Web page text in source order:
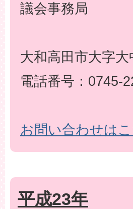
議会事務局
大和高田市大字
電話番号：0745-
お問い合わせは
平成23年